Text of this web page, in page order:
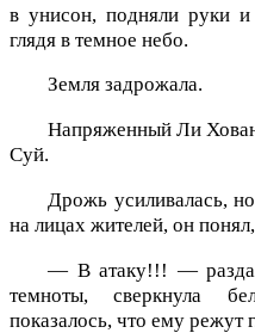
в унисон, подняли руки и
глядя в темное небо.
Земля задрожала.
Напряженный Ли
Суй.
Дрожь усиливалась,
на лицах жителей, он
— В атаку!!! —
темноты, сверкнула
показалось, что ему режут